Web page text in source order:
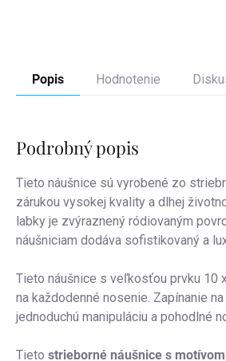
Popis Hodnotenie
Podrobný popis
Tieto náušnice sú vyrobené zo
zárukou vysokej kvality a dlhej
labky je zvýraznený ródiovaným
náušniciam dodáva sofistikovaný a
Tieto náušnice s veľkosťou prvku 10
na každodenné nosenie. Zapínanie
jednoduchú manipuláciu a pohodlné
Tieto strieborné náušnice s